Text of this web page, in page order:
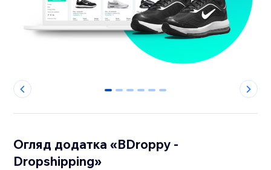
0 1 2 3 4 5
Огляд додатка «BDroppy -
Dropshipping»